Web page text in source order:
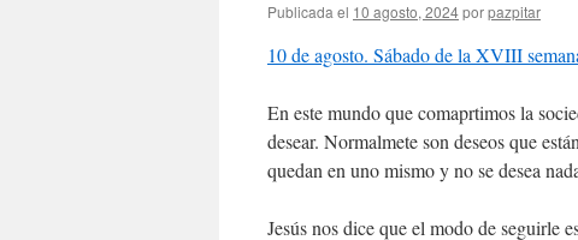
Publicada el 10 agosto, 2024porpazpitar
10 de agosto. Sábado de la XVIII
En este mundo que comaprtimos la
desear. Normalmete son deseos que
quedan en uno mismo y no se desea
Jesús nos dice que el modo de seguirle